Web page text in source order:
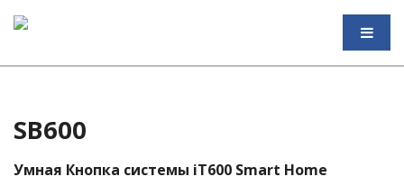
SB600
Умная Кнопка системы iT600 Smart Home